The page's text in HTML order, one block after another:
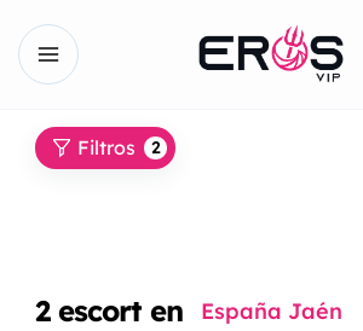
Filtros 2
2 escort en España Jaén